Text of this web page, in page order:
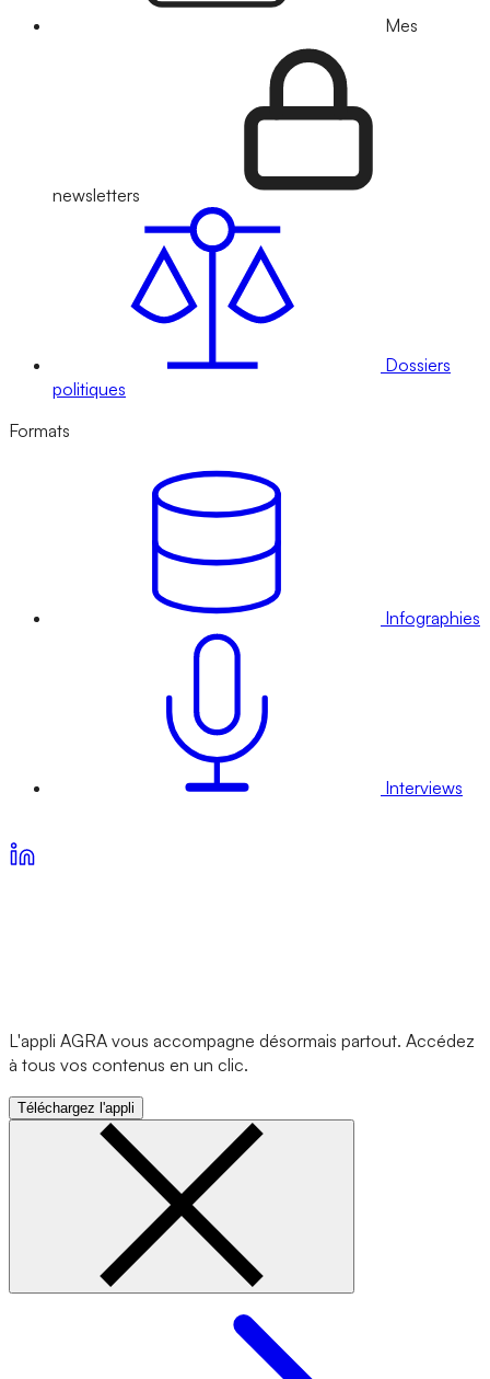
Mes
newsletters
Dossiers
politiques
Formats
Infographies
Interviews
L'appli AGRA vous accompagne désormais partout. Accédez
à tous vos contenus en un clic.
Téléchargez l'appli